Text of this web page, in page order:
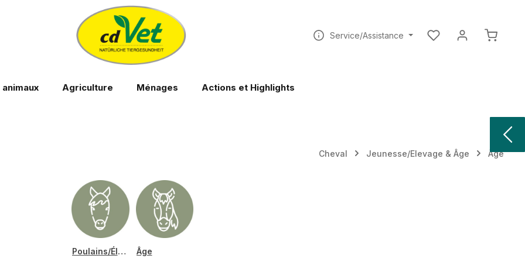
Service/Assistance
Vous avez 0 articles
Le
Agriculture Ménages Actions et Highlights
Cheval Jeunesse/Elevage & Âge Âge
Poulains/Élevage Âge